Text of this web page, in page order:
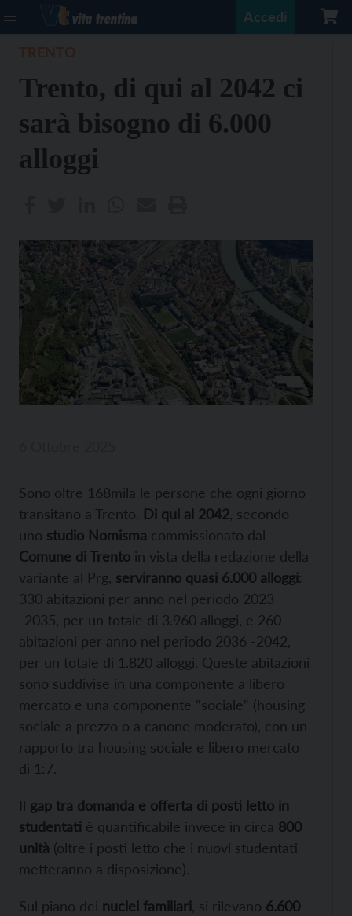
Accedi
Trento, di qui al 2042 ci
sarà bisogno di 6.000
alloggi
Sono oltre 168mila le persone che ogni giorno
transitano a Trento. Di qui al 2042 , secondo
uno studio Nomisma commissionato dal
Comune di Trento in vista della redazione della
variante al Prg, serviranno quasi 6.000 alloggi:
330 abitazioni per anno nel periodo 2023
-2035, per un totale di 3.960 alloggi, e 260
abitazioni per anno nel periodo 2036 -2042,
per un totale di 1.820 alloggi. Queste abitazioni
sono suddivise in una componente a libero
mercato e una componente “sociale” (housing
sociale a prezzo o a canone moderato), con un
rapporto tra housing sociale e libero mercato
di 1:7.
Il gap tra domanda e offerta di posti letto in
studentati è quantificabile invece in circa 800
unità (oltre i posti letto che i nuovi studentati
metteranno a disposizione).
Sul piano dei nuclei familiari , si rilevano 6.600